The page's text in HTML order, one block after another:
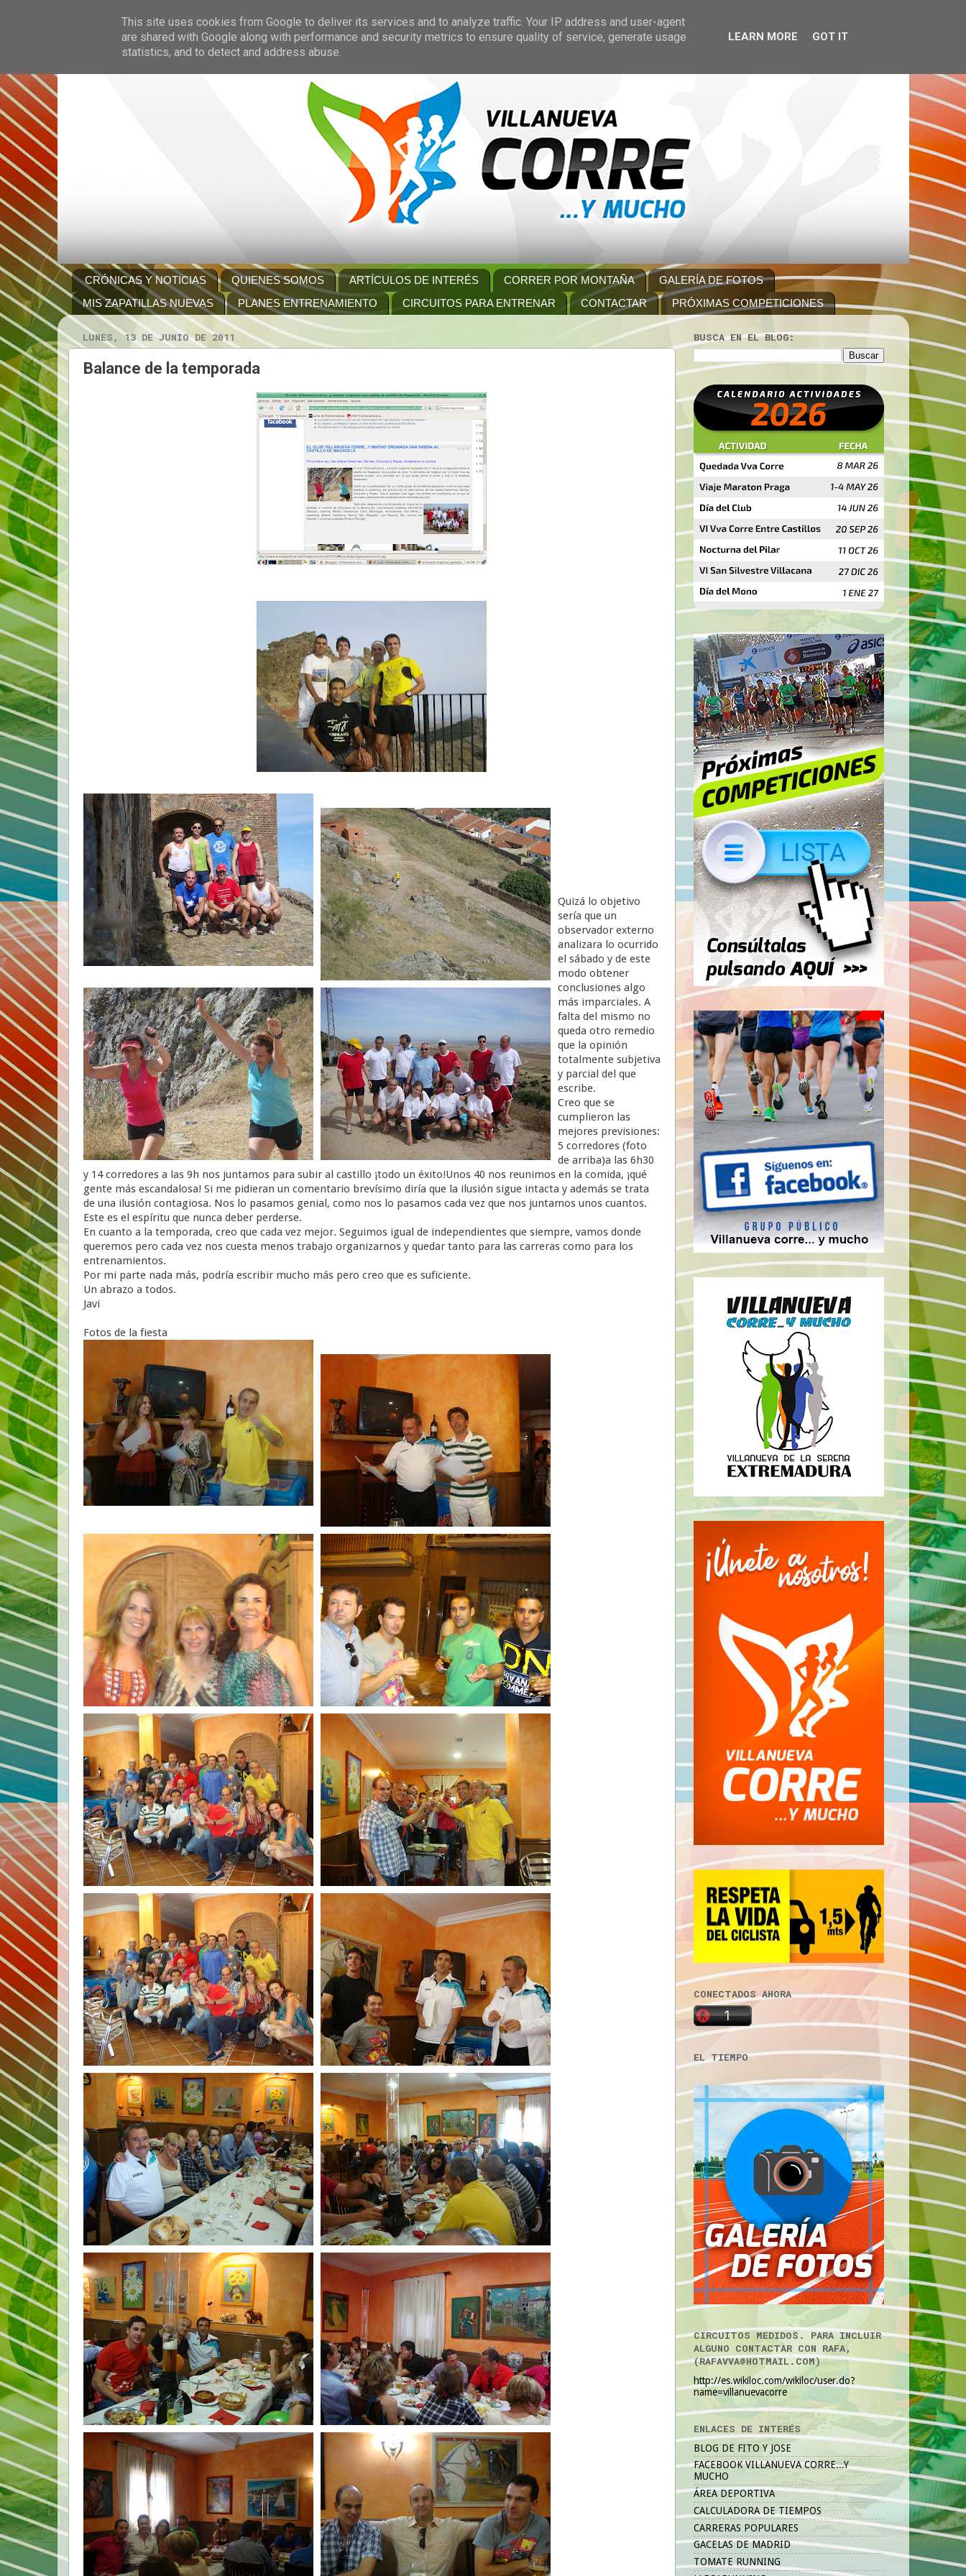
CRÓNICAS Y NOTICIAS QUIENES SOMOS ARTÍCULOS DE INTERÉS CORRER POR MONTAÑA
GALERÍA DE FOTOS
MIS ZAPATILLAS NUEVAS
PLANES ENTRENAMIENTO CIRCUITOS PARA ENTRENAR CONTACTAR PRÓXIMAS COMPETICIONES
LUNES, 13 DE JUNIO DE 2011
Balance de la temporada
Quizá lo objetivo
sería que un
observador externo
analizara lo ocurrido
el sábado y de este
modo obtener
conclusiones algo
más imparciales. A
falta del mismo no
queda otro remedio
que la opinión
totalmente subjetiva
y parcial del que
escribe.
Creo que se
cumplieron las
mejores previsiones:
5 corredores (foto
de arriba)a las 6h30
y 14 corredores a las 9h nos juntamos para subir al castillo ¡todo un éxito!Unos 40 nos reunimos en la comida, ¡qué
gente más escandalosa! Si me pidieran un comentario brevísimo diría que la ilusión sigue intacta y además se trata
de una ilusión contagiosa. Nos lo pasamos genial, como nos lo pasamos cada vez que nos juntamos unos cuantos.
Este es el espíritu que nunca deber perderse.
En cuanto a la temporada, creo que cada vez mejor. Seguimos igual de independientes que siempre, vamos donde
queremos pero cada vez nos cuesta menos trabajo organizarnos y quedar tanto para las carreras como para los
entrenamientos.
Por mi parte nada más, podría escribir mucho más pero creo que es suficiente.
Un abrazo a todos.
Javi
Fotos de la fiesta
BUSCA EN EL BLOG:
CONECTADOS AHORA
EL TIEMPO
CIRCUITOS MEDIDOS. PARA INCLUIR
ALGUNO CONTACTAR CON RAFA,
(RAFAVVA@HOTMAIL.COM)
http://es.wikiloc.com/wikiloc/user.do?
name=villanuevacorre
ENLACES DE INTERÉS
BLOG DE FITO Y JOSE
FACEBOOK VILLANUEVA CORRE...Y
MUCHO
ÁREA DEPORTIVA
CALCULADORA DE TIEMPOS
CARRERAS POPULARES
GACELAS DE MADRID
TOMATE RUNNING
This site uses cookies from Google to deliver its services and to analyze traffic. Your IP address and user-agent
are shared with Google along with performance and security metrics to ensure quality of service, generate usage
statistics, and to detect and address abuse.
LEARN MORE GOT IT